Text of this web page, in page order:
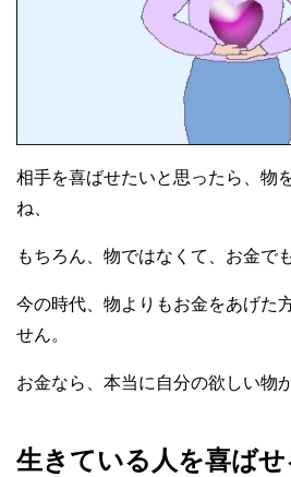
相手を喜ばせたいと思ったら、物
ね、
もちろん、物ではなくて、お金で
今の時代、物よりもお金をあげた
せん。
お金なら、本当に自分の欲しい物
生きている人を喜ば